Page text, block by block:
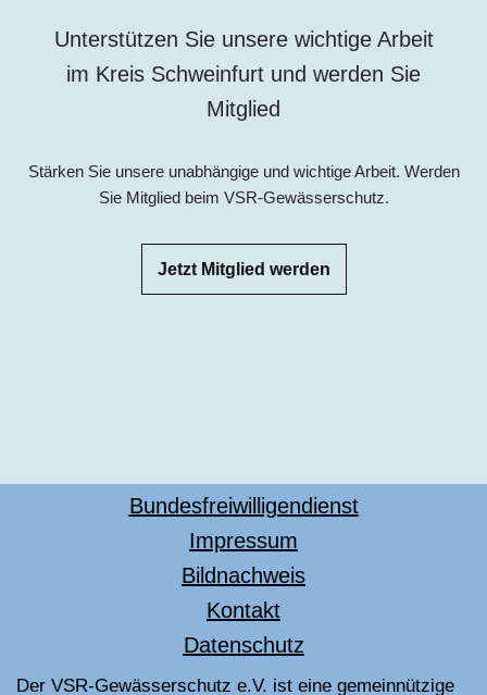
Unterstützen Sie unsere wichtige Arbeit
im Kreis Schweinfurt und werden Sie
Mitglied
Stärken Sie unsere unabhängige und wichtige Arbeit. Werden
Sie Mitglied beim VSR-Gewässerschutz.
Jetzt Mitglied werden
Bundesfreiwilligendienst
Impressum
Bildnachweis
Kontakt
Datenschutz
Der VSR-Gewässerschutz e.V. ist eine gemeinnützige